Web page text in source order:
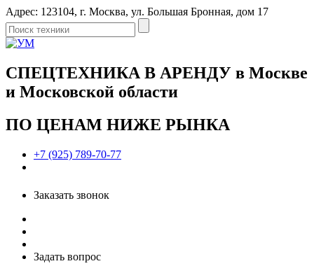
Адрес: 123104, г. Москва, ул. Большая Бронная, дом 17
СПЕЦТЕХНИКА В АРЕНДУ в Москве
и Московской области
ПО ЦЕНАМ НИЖЕ РЫНКА
+7 (925) 789-70-77
Заказать звонок
Задать вопрос